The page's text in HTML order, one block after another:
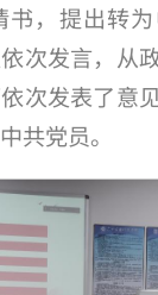
书，提出转
次发言，从
次发表了意
共党员。